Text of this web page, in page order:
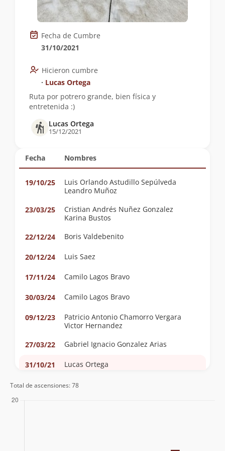
Fecha Nombres
19/10/25
Luis Orlando Astudillo Sepúlveda
Leandro Muñoz
23/03/25
Cristian Andrés Nuñez Gonzalez
Karina Bustos
22/12/24
Boris Valdebenito
20/12/24 Luis Saez
17/11/24 Camilo Lagos Bravo
30/03/24 Camilo Lagos Bravo
09/12/23
Patricio Antonio Chamorro Vergara
Victor Hernandez
27/03/22
Gabriel Ignacio Gonzalez Arias
31/10/21 Lucas Ortega
31/10/21 Andrea Campos
Fecha de Cumbre
31/10/2021
Hicieron cumbre
∙ Lucas Ortega
Ruta por potrero grande, bien física y
entretenida :)
Lucas Ortega
15/12/2021
Total de ascensiones: 78